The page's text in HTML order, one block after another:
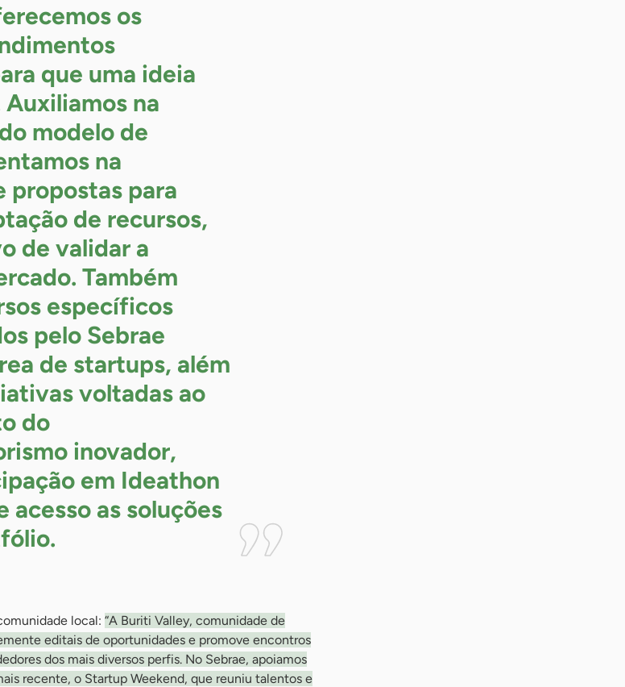
os
que uma ideia
na
modelo de
na
propostas para
de recursos,
de validar a
Também
específicos
pelo Sebrae
de startups, além
voltadas ao
do
inovador,
em Ideathon
acesso as soluções
local: “A Buriti Valley, comunidade de
editais de oportunidades e promove encontros
dos mais diversos perfis. No Sebrae, apoiamos
recente, o Startup Weekend, que reuniu talentos e